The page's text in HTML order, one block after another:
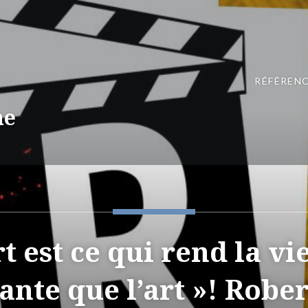
est ce qui rend la
que l’art »!